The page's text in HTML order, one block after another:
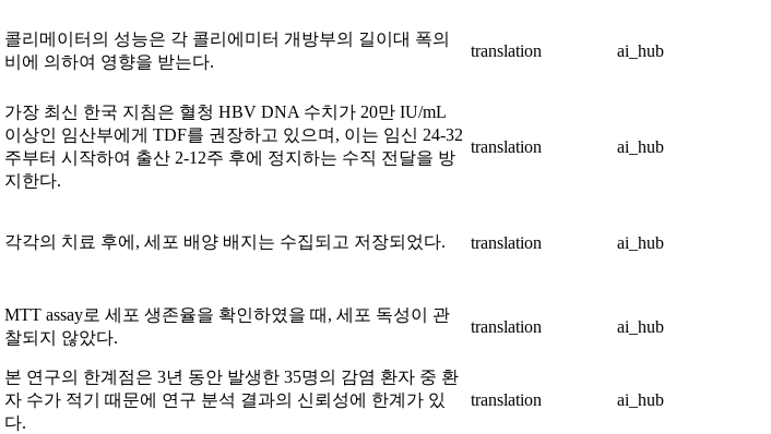
콜리메이터의 성능은 각 콜리에미터 개방부의 길이대 폭의
비에 의하여 영향을 받는다.
translation ai_hub
가장 최신 한국 지침은 혈청 HBV DNA 수치가 20만 IU/mL
이상인 임산부에게 TDF를 권장하고 있으며, 이는 임신 24-32
주부터 시작하여 출산 2-12주 후에 정지하는 수직 전달을 방
지한다.
translation ai_hub
각각의 치료 후에, 세포 배양 배지는 수집되고 저장되었다. translation ai_hub
MTT assay로 세포 생존율을 확인하였을 때, 세포 독성이 관
찰되지 않았다.
translation ai_hub
본 연구의 한계점은 3년 동안 발생한 35명의 감염 환자 중 환
자 수가 적기 때문에 연구 분석 결과의 신뢰성에 한계가 있
다.
translation ai_hub